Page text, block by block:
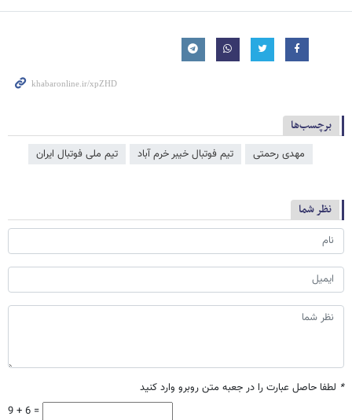
برچسب‌ها
مهدی رحمتی تیم فوتبال خیبر خرم آباد تیم ملی فوتبال ایران
نظر شما
* لطفا حاصل عبارت را در جعبه متن روبرو وارد کنید
9 + 6 =